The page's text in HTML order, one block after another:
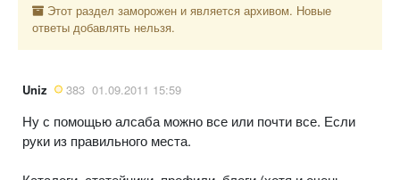
Этот раздел заморожен и является архивом. Новые
ответы добавлять нельзя.
Uniz 383 01.09.2011 15:59
Ну с помощью алсаба можно все или почти все. Если
руки из правильного места.